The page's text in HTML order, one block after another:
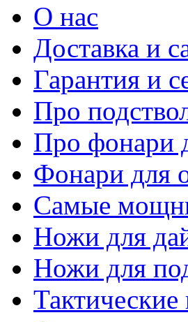
О нас
Доставка и
Гарантия и
Про
Про фонари
Фонари для
Самые
Ножи для
Ножи для